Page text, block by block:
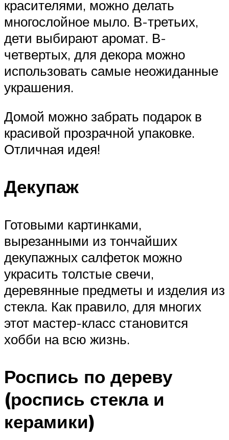
красителями, можно делать
многослойное мыло. В-третьих,
дети выбирают аромат. В-
четвертых, для декора можно
использовать самые неожиданные
украшения.
Домой можно забрать подарок в
красивой прозрачной упаковке.
Отличная идея!
Декупаж
Готовыми картинками,
вырезанными из тончайших
декупажных салфеток можно
украсить толстые свечи,
деревянные предметы и изделия из
стекла. Как правило, для многих
этот мастер-класс становится
хобби на всю жизнь.
Роспись по дереву
(роспись стекла и
керамики)